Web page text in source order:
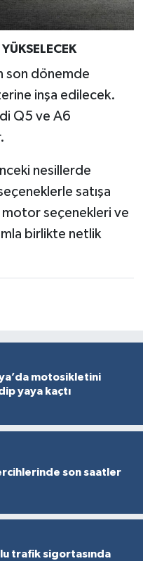
son dönemde
inşa edilecek.
Q5 ve A6
nesillerde
satışa
motor seçenekleri ve
birlikte netlik
motosikletini
yaya kaçtı
son saatler
trafik sigortasında